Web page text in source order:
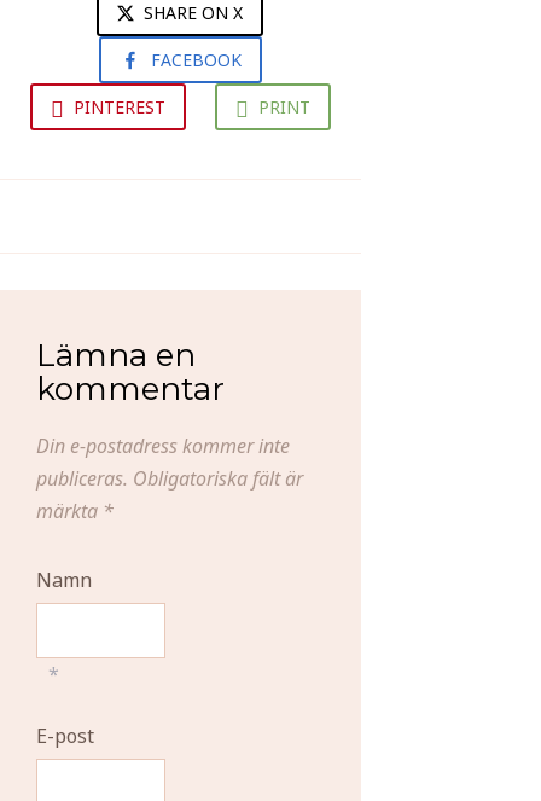
SHARE ON X
FACEBOOK
PINTEREST PRINT
Lämna en
kommentar
Din e-postadress kommer inte
publiceras. Obligatoriska fält är
märkta *
Namn
*
E-post